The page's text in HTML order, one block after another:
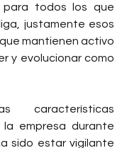
todos los que
justamente esos
mantienen activo
y evolucionar como
empresa durante
sido estar vigilante